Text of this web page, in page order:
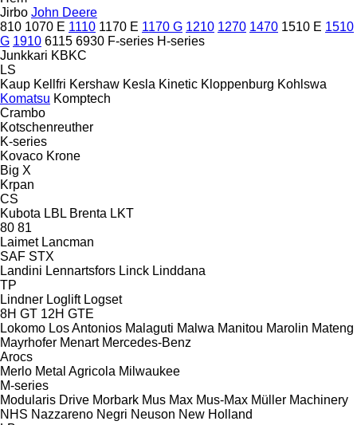
Jirbo John Deere
810 1070 E 1110 1170 E 1170 G 1210 1270 1470 1510 E 1510
G 1910 6115 6930 F-series H-series
Junkkari KBKC
LS
Kaup Kellfri Kershaw Kesla Kinetic Kloppenburg Kohlswa
Komatsu Komptech
Crambo
Kotschenreuther
K-series
Kovaco Krone
Big X
Krpan
CS
Kubota LBL Brenta LKT
80 81
Laimet Lancman
SAF STX
Landini Lennartsfors Linck Linddana
TP
Lindner Loglift Logset
8H GT 12H GTE
Lokomo Los Antonios Malaguti Malwa Manitou Marolin Mateng
Mayrhofer Menart Mercedes-Benz
Arocs
Merlo Metal Agricola Milwaukee
M-series
Modularis Drive Morbark Mus Max Mus-Max Müller Machinery
NHS Nazzareno Negri Neuson New Holland